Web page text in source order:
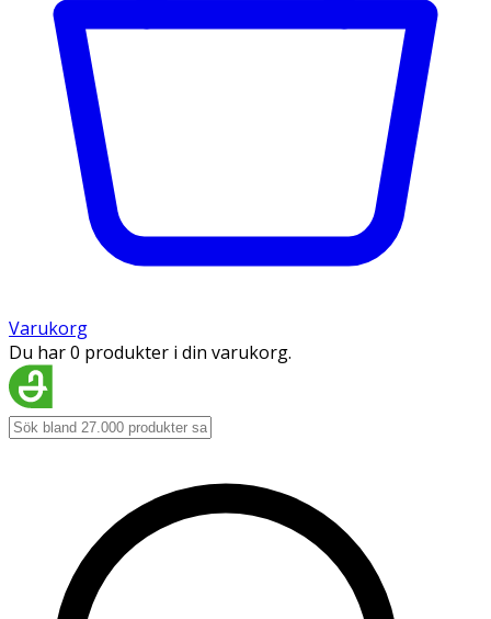
Varukorg
Du har 0 produkter i din varukorg.